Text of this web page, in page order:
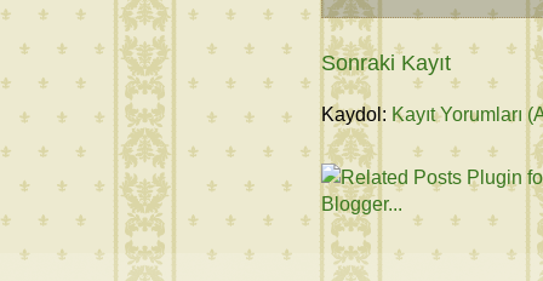
Sonraki Kayıt
Kaydol: Kayıt Yorumları